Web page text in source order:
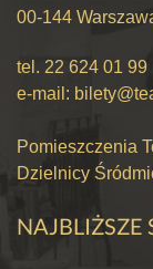
00-144
tel. 22 624 01 99
e-mail:
Pomieszczenia
Dzielnicy
NAJBLIŻSZE